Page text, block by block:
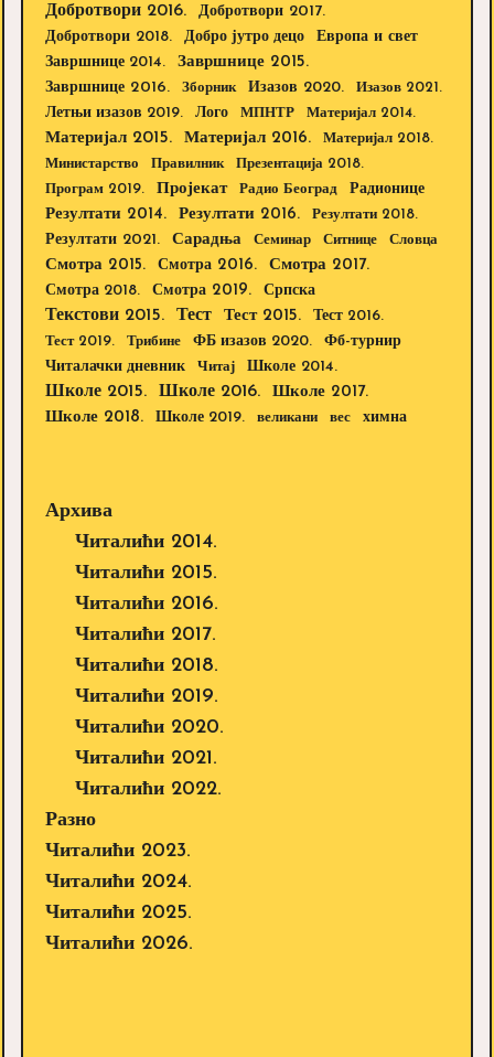
Добротвори 2016.
Добротвори 2017.
Добротвори 2018.
Добро јутро децо Европа и свет
Завршнице 2014.
Завршнице 2015.
Завршнице 2016.
Зборник Изазов 2020.
Изазов 2021.
Летњи изазов 2019.
Лого МПНТР Материјал 2014.
Материјал 2015. Материјал 2016.
Материјал 2018.
Министарство
Правилник
Презентација 2018.
Програм 2019.
Пројекат Радио Београд
Радионице
Резултати 2014.
Резултати 2016. Резултати 2018.
Резултати 2021. Сарадња Семинар Ситнице Словца
Смотра 2015. Смотра 2016. Смотра 2017.
Смотра 2018. Смотра 2019. Српска
Текстови 2015. Тест Тест 2015.
Тест 2016.
Тест 2019.
Трибине ФБ изазов 2020.
Фб-турнир
Читалачки дневник
Читај Школе 2014.
Школе 2015. Школе 2016.
Школе 2017.
Школе 2018.
Школе 2019. великани вес химна
Архива
Читалићи 2014.
Читалићи 2015.
Читалићи 2016.
Читалићи 2017.
Читалићи 2018.
Читалићи 2019.
Читалићи 2020.
Читалићи 2021.
Читалићи 2022.
Разно
Читалићи 2023.
Читалићи 2024.
Читалићи 2025.
Читалићи 2026.